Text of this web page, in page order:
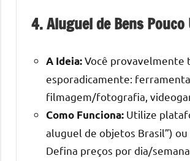
4. Aluguel de Bens
A Ideia:Você provavelmente
esporadicamente:
filmagem/fotografia,
Como Funciona: Utilize
aluguel de objetos Brasil”)
Defina preços por dia/